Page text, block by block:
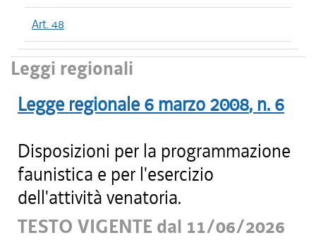
Art. 48
Leggi regionali
Legge regionale 6 marzo 2008, n. 6
Disposizioni per la programmazione
faunistica e per l'esercizio
dell'attività venatoria.
TESTO VIGENTE dal 11/06/2026